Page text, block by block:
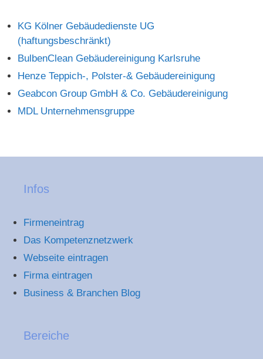
KG Kölner Gebäudedienste UG
(haftungsbeschränkt)
BulbenClean Gebäudereinigung Karlsruhe
Henze Teppich-, Polster-& Gebäudereinigung
Geabcon Group GmbH & Co. Gebäudereinigung
MDL Unternehmensgruppe
Infos
Firmeneintrag
Das Kompetenznetzwerk
Webseite eintragen
Firma eintragen
Business & Branchen Blog
Bereiche